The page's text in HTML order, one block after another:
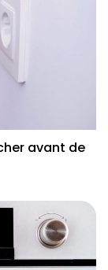
avant de